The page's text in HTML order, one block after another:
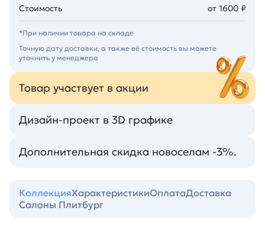
Стоимость
от 1600 ₽
*При наличии товара на складе
Точную дату доставки, а также её стоимость вы можете
уточнить у менеджера
Товар участвует в акции
Дизайн-проект в 3D графике
Дополнительная скидка новоселам -3%.
КоллекцияХарактеристикиОплатаДоставка
Салоны Плитбург